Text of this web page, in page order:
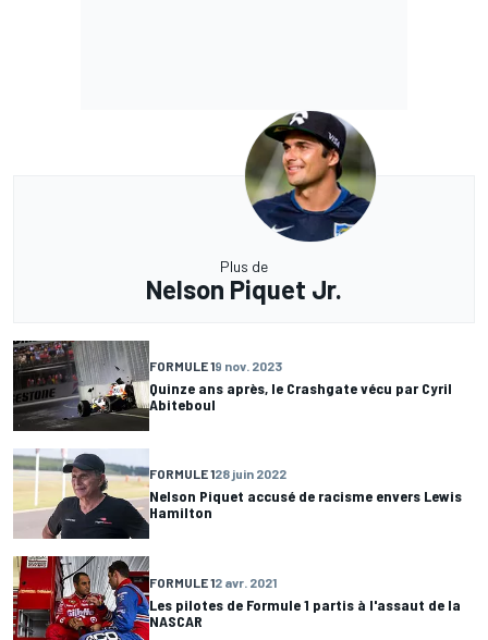
Plus de
Nelson Piquet Jr.
FORMULE 19 nov. 2023
Quinze ans après, le Crashgate vécu par Cyril
Abiteboul
FORMULE 128 juin 2022
Nelson Piquet accusé de racisme envers Lewis
Hamilton
FORMULE 12 avr. 2021
Les pilotes de Formule 1 partis à l'assaut de la
NASCAR